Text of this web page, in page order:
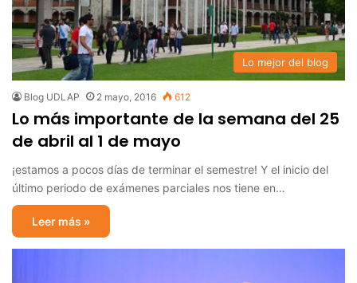
Lo mejor del blog
Blog UDLAP 2 mayo, 2016 612
Lo más importante de la semana del 25
de abril al 1 de mayo
¡estamos a pocos días de terminar el semestre! Y el inicio del
último periodo de exámenes parciales nos tiene en…
Leer más »